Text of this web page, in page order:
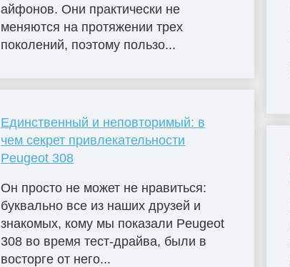
айфонов. Они практически не
меняются на протяжении трех
поколений, поэтому пользо...
Единственный и неповторимый: в
чем секрет привлекательности
Peugeot 308
Он просто не может не нравиться:
буквально все из наших друзей и
знакомых, кому мы показали Peugeot
308 во время тест-драйва, были в
восторге от него...